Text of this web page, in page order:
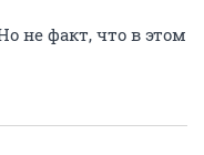
не факт, что в этом